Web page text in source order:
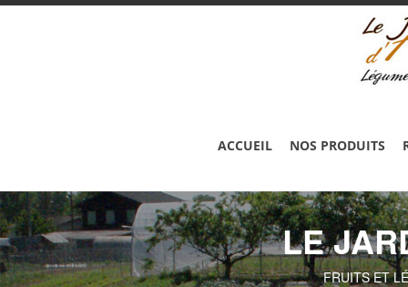
ACCUEIL NOS PRODUITS
LE
FRUITS ET